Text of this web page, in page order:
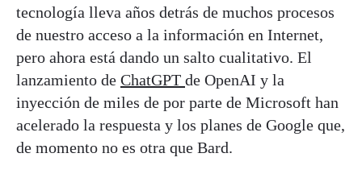
tecnología lleva años detrás de muchos procesos
de nuestro acceso a la información en Internet,
pero ahora está dando un salto cualitativo. El
lanzamiento de ChatGPT de OpenAI y la
inyección de miles de por parte de Microsoft han
acelerado la respuesta y los planes de Google que,
de momento no es otra que Bard.